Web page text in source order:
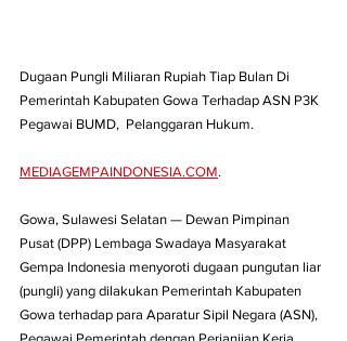
Dugaan Pungli Miliaran Rupiah Tiap Bulan Di
Pemerintah Kabupaten Gowa Terhadap ASN P3K
Pegawai BUMD,  Pelanggaran Hukum.
MEDIAGEMPAINDONESIA.COM.
Gowa, Sulawesi Selatan — Dewan Pimpinan
Pusat (DPP) Lembaga Swadaya Masyarakat
Gempa Indonesia menyoroti dugaan pungutan liar
(pungli) yang dilakukan Pemerintah Kabupaten
Gowa terhadap para Aparatur Sipil Negara (ASN),